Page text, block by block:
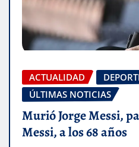
ACTUALIDAD
ÚLTIMAS NOTICIAS
Murió Jorge Messi,
Messi, a los 68 años